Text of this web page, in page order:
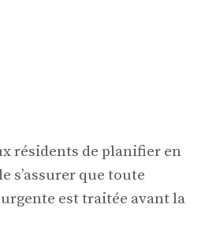
résidents de planifier en
s’assurer que toute
est traitée avant la